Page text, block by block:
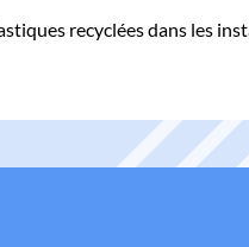
recyclées dans les